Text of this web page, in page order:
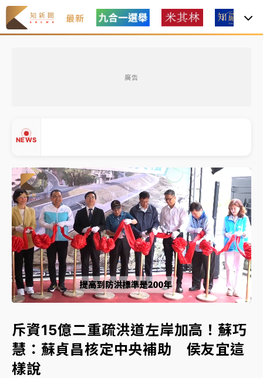
最新
廣告
NEWS
中信慈善基金會想增加董事人數！辜仲諒向法院聲請遭
駁 理由曝光
故宮《龍藏經》特展第2檔！今線上預約開賣一度塞車
周六起展出延長至晚上7時
台東農業處長涉圖利渡假村！東檢抗告成功 今重開羈
押庭
父親節泡湯了！中颱白海豚雨彈轟3天 「紅到發紫」降
雨熱區曝
女律師陳昱瑄詐慈濟10億！黃金158kg遭查扣畫面曝光
旅局回應了
中信慈善基金會想增加董事人數！辜仲諒向法院聲請遭
駁 理由曝光
▲
▼
Unmute Loaded:
71.50%
斥資15億二重疏洪道左岸加高！蘇巧
慧：蘇貞昌核定中央補助 侯友宜這
樣說